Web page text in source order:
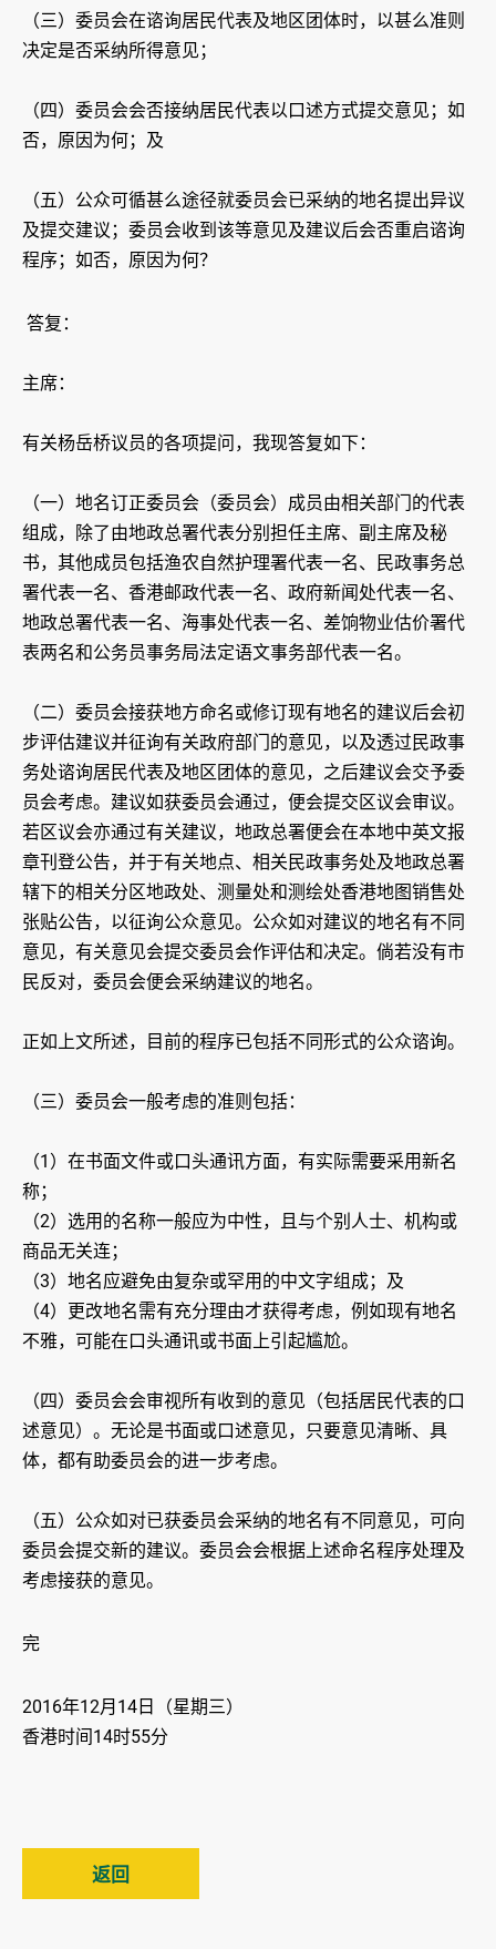
（三）委员会在谘询居民代表及地区团体时，以甚么准则
决定是否采纳所得意见；
（四）委员会会否接纳居民代表以口述方式提交意见；如
否，原因为何；及
（五）公众可循甚么途径就委员会已采纳的地名提出异议
及提交建议；委员会收到该等意见及建议后会否重启谘询
程序；如否，原因为何？
答复：
主席：
有关杨岳桥议员的各项提问，我现答复如下：
（一）地名订正委员会（委员会）成员由相关部门的代表
组成，除了由地政总署代表分别担任主席、副主席及秘
书，其他成员包括渔农自然护理署代表一名、民政事务总
署代表一名、香港邮政代表一名、政府新闻处代表一名、
地政总署代表一名、海事处代表一名、差饷物业估价署代
表两名和公务员事务局法定语文事务部代表一名。
（二）委员会接获地方命名或修订现有地名的建议后会初
步评估建议并征询有关政府部门的意见，以及透过民政事
务处谘询居民代表及地区团体的意见，之后建议会交予委
员会考虑。建议如获委员会通过，便会提交区议会审议。
若区议会亦通过有关建议，地政总署便会在本地中英文报
章刊登公告，并于有关地点、相关民政事务处及地政总署
辖下的相关分区地政处、测量处和测绘处香港地图销售处
张贴公告，以征询公众意见。公众如对建议的地名有不同
意见，有关意见会提交委员会作评估和决定。倘若没有市
民反对，委员会便会采纳建议的地名。
正如上文所述，目前的程序已包括不同形式的公众谘询。
（三）委员会一般考虑的准则包括：
（1）在书面文件或口头通讯方面，有实际需要采用新名
称；
（2）选用的名称一般应为中性，且与个别人士、机构或
商品无关连；
（3）地名应避免由复杂或罕用的中文字组成；及
（4）更改地名需有充分理由才获得考虑，例如现有地名
不雅，可能在口头通讯或书面上引起尴尬。
（四）委员会会审视所有收到的意见（包括居民代表的口
述意见）。无论是书面或口述意见，只要意见清晰、具
体，都有助委员会的进一步考虑。
（五）公众如对已获委员会采纳的地名有不同意见，可向
委员会提交新的建议。委员会会根据上述命名程序处理及
考虑接获的意见。
完
2016年12月14日（星期三）
香港时间14时55分
返回